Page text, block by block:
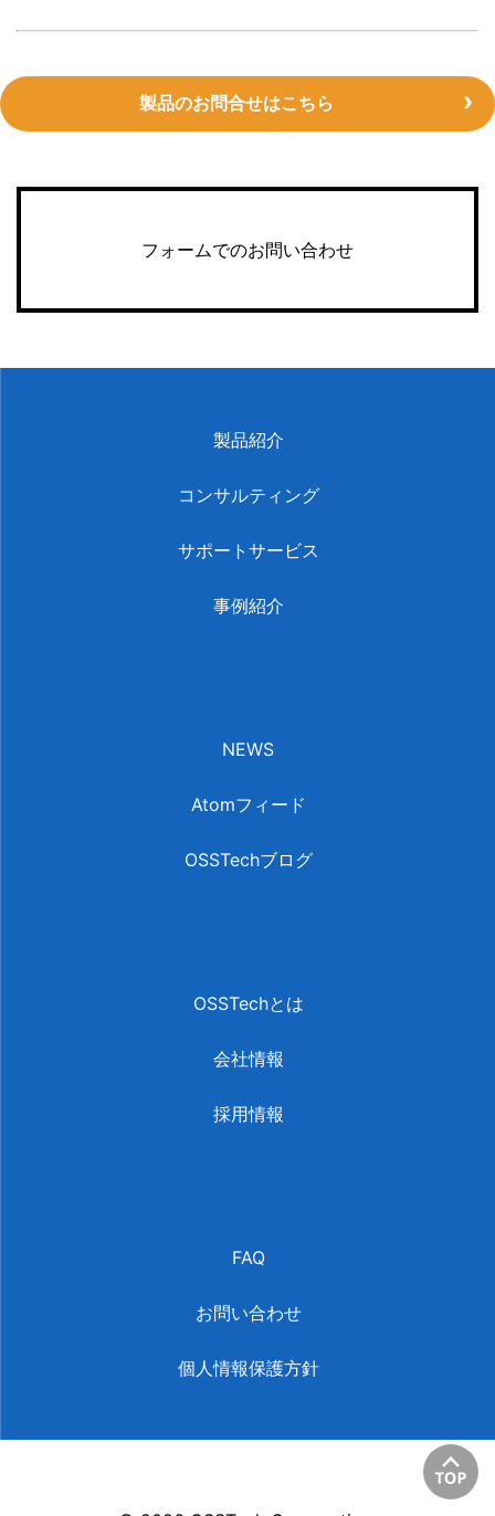
製品のお問合せはこちら
フォームでのお問い合わせ
製品紹介
コンサルティング
サポートサービス
事例紹介
NEWS
Atomフィード
OSSTechブログ
OSSTechとは
会社情報
採用情報
FAQ
お問い合わせ
個人情報保護方針